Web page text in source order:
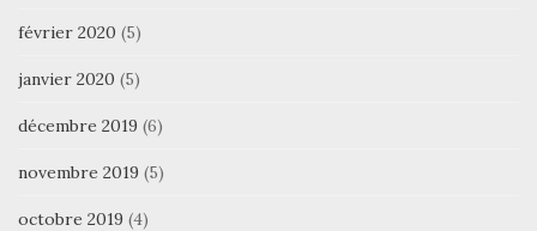
février 2020 (5)
janvier 2020 (5)
décembre 2019 (6)
novembre 2019 (5)
octobre 2019 (4)